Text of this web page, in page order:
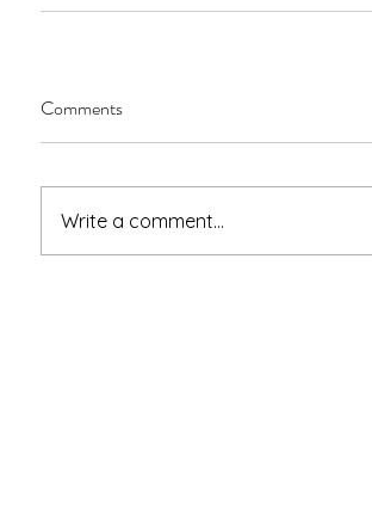
Comments
Write a comment...